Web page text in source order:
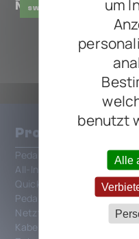
um
benutzt
Alle
SWITCHER
Nano Tap Tempo Pedal
ALLE
Produkte
Pedalboards
All-In-One Patchbays
QuickMount
PedalSafe
Netzteile und Strom
Kabel und Verbindungen